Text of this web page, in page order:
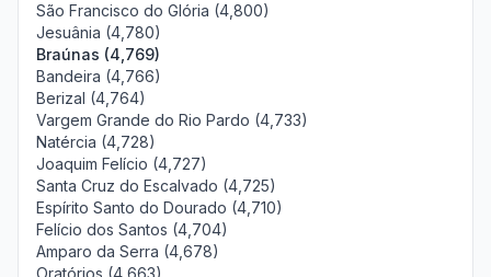
São Francisco do Glória (4,800)
Jesuânia (4,780)
Braúnas (4,769)
Bandeira (4,766)
Berizal (4,764)
Vargem Grande do Rio Pardo (4,733)
Natércia (4,728)
Joaquim Felício (4,727)
Santa Cruz do Escalvado (4,725)
Espírito Santo do Dourado (4,710)
Felício dos Santos (4,704)
Amparo da Serra (4,678)
Oratórios (4,663)